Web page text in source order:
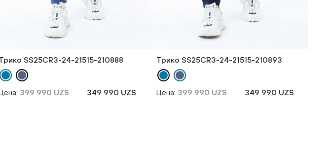
SS25CR3-24-21515-210888
399 990 UZS 349 990 UZS
Трико SS25CR3-24-21515-210893
Цена: 399 990 UZS 349 990 UZS